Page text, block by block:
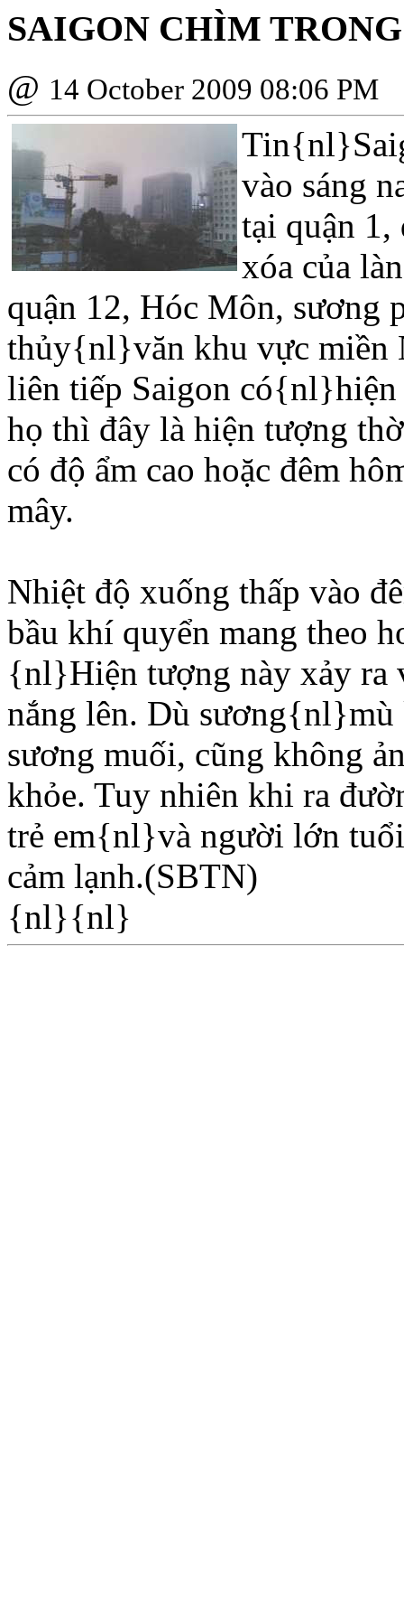
SAIGON CHÌM
@ 14 October 2009 08:06 PM
vào sáng
tại quận 1,
xóa của
quận 12, Hóc Môn, sương
thủy{nl}văn khu vực miền
liên tiếp Saigon có{nl}hiện
họ thì đây là hiện tượng
có độ ẩm cao hoặc đêm
mây.
Nhiệt độ xuống thấp vào
bầu khí quyển mang theo
{nl}Hiện tượng này xảy ra
nắng lên. Dù sương{nl}mù
sương muối, cũng không
khỏe. Tuy nhiên khi ra
trẻ em{nl}và người lớn
cảm lạnh.(SBTN)
{nl}{nl}